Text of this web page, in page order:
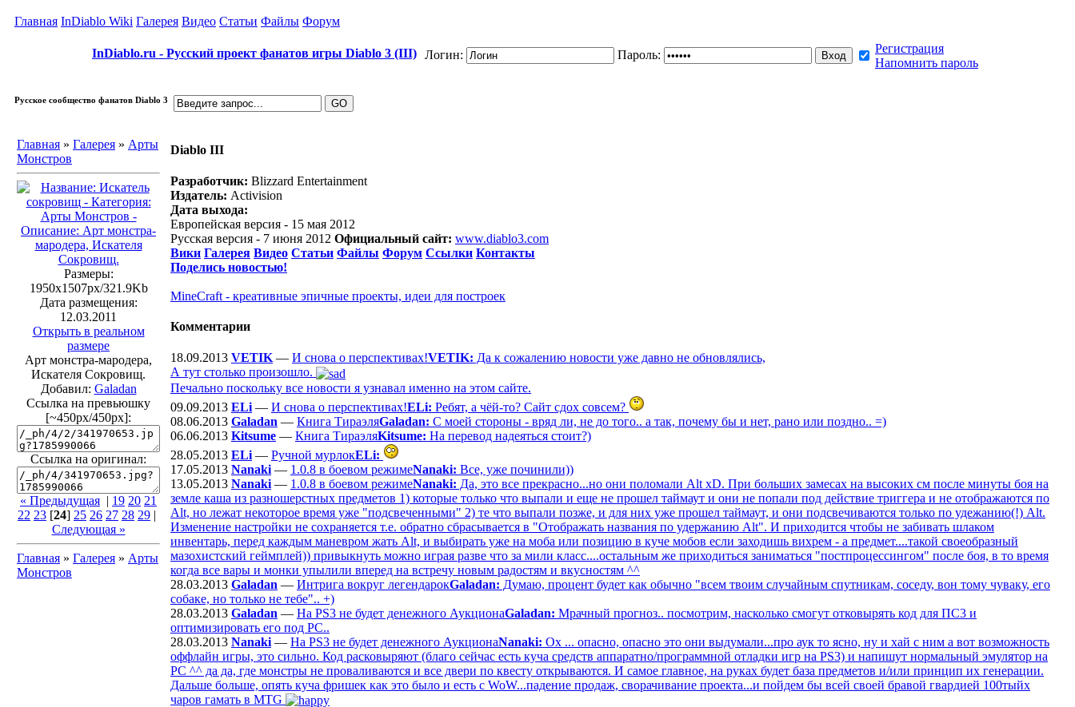
Главная InDiablo Wiki Галерея Видео Статьи Файлы Форум
InDiablo.ru - Русский проект фанатов игры Diablo 3 (III) Логин: Пароль:
Регистрация
Напомнить пароль
Русское сообщество фанатов Diablo 3
Главная » Галерея » Арты
Монстров
Размеры:
1950x1507px/321.9Kb
Дата размещения:
12.03.2011
Открыть в реальном
размере
Арт монстра-мародера,
Искателя Сокровищ.
Добавил: Galadan
Ссылка на превьюшку
[~450px/450px]:
Ссылка на оригинал:
« Предыдущая | 19 20 21
22 23 [24] 25 26 27 28 29 |
Следующая »
Главная » Галерея » Арты
Монстров
Diablo III
Разработчик: Blizzard Entertainment
Издатель: Activision
Дата выхода:
Европейская версия - 15 мая 2012
Русская версия - 7 июня 2012 Официальный сайт: www.diablo3.com
Вики Галерея Видео Статьи Файлы Форум Ссылки Контакты
Поделись новостью!
MineCraft - креативные эпичные проекты, идеи для построек
Комментарии
18.09.2013 VETIK — И снова о перспективах!VETIK: Да к сожалению новости уже давно не обновлялись,
А тут столько произошло.
Печально поскольку все новости я узнавал именно на этом сайте.
09.09.2013 ELi — И снова о перспективах!ELi: Ребят, а чёй-то? Сайт сдох совсем?
08.06.2013 Galadan — Книга ТираэляGaladan: С моей стороны - вряд ли, не до того.. а так, почему бы и нет, рано или поздно.. =)
06.06.2013 Kitsume — Книга ТираэляKitsume: На перевод надеяться стоит?)
28.05.2013 ELi — Ручной мурлокELi:
17.05.2013 Nanaki — 1.0.8 в боевом режимеNanaki: Все, уже починили))
13.05.2013 Nanaki — 1.0.8 в боевом режимеNanaki: Да, это все прекрасно...но они поломали Alt xD. При больших замесах на высоких см после минуты боя на
земле каша из разношерстных предметов 1) которые только что выпали и еще не прошел таймаут и они не попали под действие триггера и не отображаются по
Alt, но лежат некоторое время уже "подсвеченными" 2) те что выпали позже, и для них уже прошел таймаут, и они подсвечиваются только по удежанию(!) Alt.
Изменение настройки не сохраняется т.е. обратно сбрасывается в "Отображать названия по удержанию Alt". И приходится чтобы не забивать шлаком
инвентарь, перед каждым маневром жать Alt, и выбирать уже на моба или позицию в куче мобов если заходишь вихрем - а предмет....такой своеобразный
мазохистский геймплей)) привыкнуть можно играя разве что за мили класс....остальным же приходиться заниматься "постпроцессингом" после боя, в то время
когда все вары и монки упылили вперед на встречу новым радостям и вкусностям ^^
28.03.2013 Galadan — Интрига вокруг легендарокGaladan: Думаю, процент будет как обычно "всем твоим случайным спутникам, соседу, вон тому чуваку, его
собаке, но только не тебе".. +)
28.03.2013 Galadan — На PS3 не будет денежного АукционаGaladan: Мрачный прогноз.. посмотрим, насколько смогут отковырять код для ПС3 и
оптимизировать его под РС..
28.03.2013 Nanaki — На PS3 не будет денежного АукционаNanaki: Ох ... опасно, опасно это они выдумали...про аук то ясно, ну и хай с ним а вот возможность
оффлайн игры, это сильно. Код расковыряют (благо сейчас есть куча средств аппаратно/программной отладки игр на PS3) и напишут нормальный эмулятор на
PC ^^ да да, где монстры не проваливаются и все двери по квесту открываются. И самое главное, на руках будет база предметов и/или принцип их генерации.
Дальше больше, опять куча фришек как это было и есть с WoW...падение продаж, сворачивание проекта...и пойдем бы всей своей бравой гвардией 100тыйх
чаров гамать в MTG